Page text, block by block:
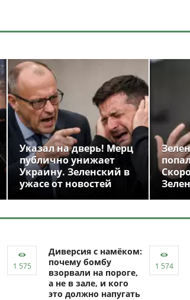
Указал на дверь! Мерц
публично унижает
Украину. Зеленский в
ужасе от новостей
Диверсия с намёком:
почему бомбу
взорвали на пороге,
а не в зале, и кого
это должно напугать